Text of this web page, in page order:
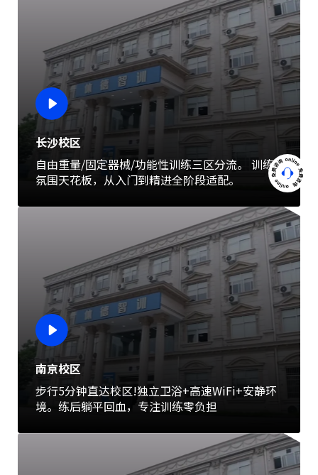
长沙校区
自由重量/固定器械/功能性训练三区分流。 训练
氛围天花板，从入门到精进全阶段适配。
南京校区
步行5分钟直达校区!独立卫浴+高速WiFi+安静环
境。练后躺平回血，专注训练零负担